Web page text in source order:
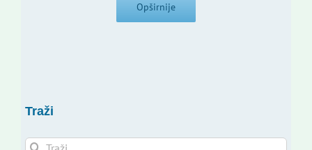
Opširnije
Traži
Traži...